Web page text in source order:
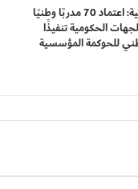
الخدمة المدنية: اعتماد 70 مدربًا وطنيًا
الحكومية تنفيذًا
للحوكمة المؤسسية